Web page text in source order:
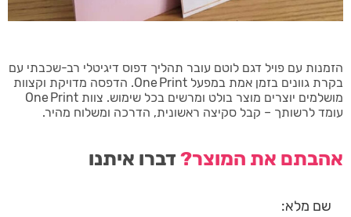
הזמנות עם פויל דגם לוטם עובר תהליך דפוס דיגיטלי רב-שכבתי עם
בקרת גוונים בזמן אמת במפעל One Print. הדפסה מדויקת וקצוות
מושלמים יוצרים מוצר בולט ומרשים בכל שימוש. צוות One Print
עומד לרשותך – קבל סקיצה ראשונית, הדרכה ומשלוח מהיר.
אהבתם את המוצר?דברו איתנו